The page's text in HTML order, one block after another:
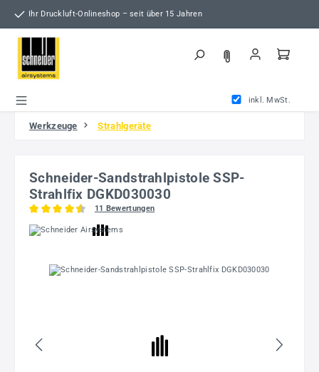
Zum Hauptinhalt springen
Ihr Druckluft-Onlineshop – seit über 15 Jahren
inkl. MwSt.
Werkzeuge Strahlgeräte
Schneider-Sandstrahlpistole SSP-
Strahlfix DGKD030030
Durchschnittliche Bewertung von 4.55 von 5 Sternen
11 Bewertungen
Bildergalerie überspringen